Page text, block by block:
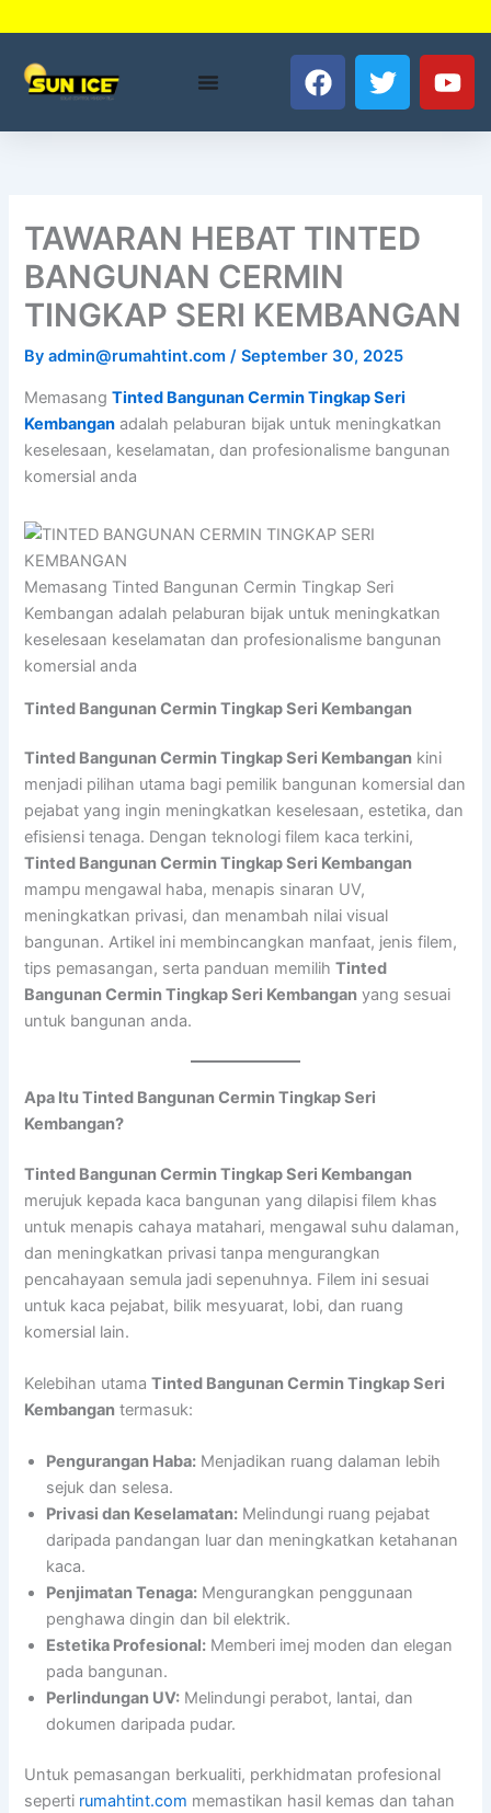
to
content
F
a
o
k
T
w
r
Y
o
TAWARAN HEBAT TINTED
BANGUNAN CERMIN
TINGKAP SERI KEMBANGAN
Byadmin@rumahtint.com/September 30, 2025
MemasangTinted Bangunan Cermin Tingkap Seri
Kembangan adalah pelaburan bijak untuk meningkatkan
keselesaan, keselamatan, dan profesionalisme bangunan
komersial anda
Memasang Tinted Bangunan Cermin Tingkap Seri
Kembangan adalah pelaburan bijak untuk meningkatkan
keselesaan keselamatan dan profesionalisme bangunan
komersial anda
Tinted Bangunan Cermin Tingkap Seri Kembangan
Tinted Bangunan Cermin Tingkap Seri Kembangan kini
menjadi pilihan utama bagi pemilik bangunan komersial dan
pejabat yang ingin meningkatkan keselesaan, estetika, dan
efisiensi tenaga. Dengan teknologi filem kaca terkini,
Tinted Bangunan Cermin Tingkap Seri Kembangan
mampu mengawal haba, menapis sinaran UV,
meningkatkan privasi, dan menambah nilai visual
bangunan. Artikel ini membincangkan manfaat, jenis filem,
tips pemasangan, serta panduan memilihTinted
Bangunan Cermin Tingkap Seri Kembangan yang sesuai
untuk bangunan anda.
Apa Itu Tinted Bangunan Cermin Tingkap Seri
Kembangan?
Tinted Bangunan Cermin Tingkap Seri Kembangan
merujuk kepada kaca bangunan yang dilapisi filem khas
untuk menapis cahaya matahari, mengawal suhu dalaman,
dan meningkatkan privasi tanpa mengurangkan
pencahayaan semula jadi sepenuhnya. Filem ini sesuai
untuk kaca pejabat, bilik mesyuarat, lobi, dan ruang
komersial lain.
Kelebihan utamaTinted Bangunan Cermin Tingkap Seri
Kembangan termasuk:
Pengurangan Haba: Menjadikan ruang dalaman lebih
sejuk dan selesa.
Privasi dan Keselamatan: Melindungi ruang pejabat
daripada pandangan luar dan meningkatkan ketahanan
kaca.
Penjimatan Tenaga: Mengurangkan penggunaan
penghawa dingin dan bil elektrik.
Estetika Profesional: Memberi imej moden dan elegan
pada bangunan.
Perlindungan UV: Melindungi perabot, lantai, dan
dokumen daripada pudar.
Untuk pemasangan berkualiti, perkhidmatan profesional
seperti rumahtint.com memastikan hasil kemas dan tahan